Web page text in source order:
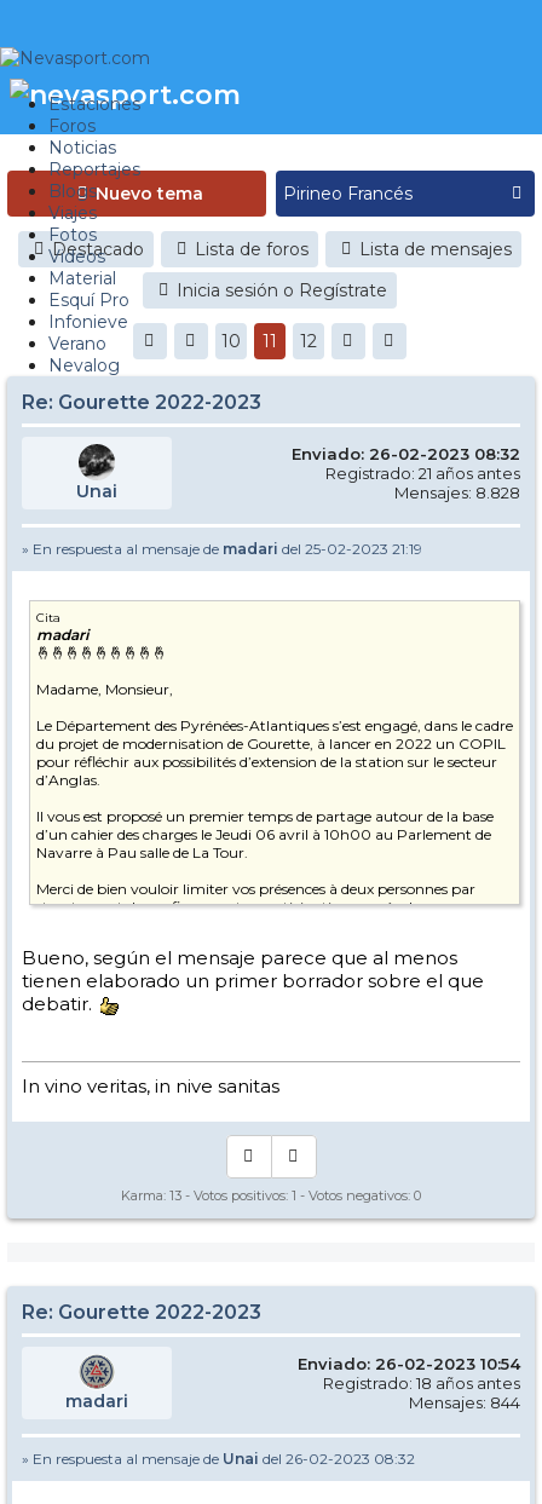
Estaciones
Foros
Noticias
Reportajes
Blogs
Viajes
Fotos
Videos
Material
Esquí Pro
Infonieve
Verano
Nevalog
Nuevo tema
Destacado Lista de foros
Lista de mensajes
Inicia sesión o Regístrate
10 11 12
Re: Gourette 2022-2023
Unai
Enviado: 26-02-2023 08:32
Registrado: 21 años antes
Mensajes: 8.828
» En respuesta al mensaje de madari del 25-02-2023 21:19
Cita
madari
🤞🤞🤞🤞🤞🤞🤞🤞🤞
Madame, Monsieur,
Le Département des Pyrénées-Atlantiques s’est engagé, dans le cadre
du projet de modernisation de Gourette, à lancer en 2022 un COPIL
pour réfléchir aux possibilités d’extension de la station sur le secteur
d’Anglas.
Il vous est proposé un premier temps de partage autour de la base
d’un cahier des charges le Jeudi 06 avril à 10h00 au Parlement de
Navarre à Pau salle de La Tour.
Merci de bien vouloir limiter vos présences à deux personnes par
structures et de confirmer votre participation auprès de mon
Comptant sur votre présence,
Recevez, Madame, Monsieur, mes cordiales salutations.
www.le64.fr
Conseiller départemental du canton de la Montagne basque
Vice-président en charge des politiques de la montagne et de la
Délégué au plan montagne - Délégué aux relations avec la Navarre
Bueno, según el mensaje parece que al menos
tienen elaborado un primer borrador sobre el que
debatir.
In vino veritas, in nive sanitas
Karma: 13 - Votos positivos: 1 - Votos negativos: 0
Re: Gourette 2022-2023
madari
Enviado: 26-02-2023 10:54
Registrado: 18 años antes
Mensajes: 844
» En respuesta al mensaje de Unai del 26-02-2023 08:32